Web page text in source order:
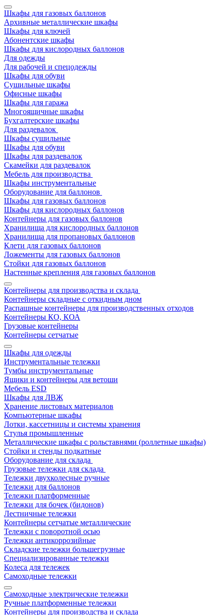
Шкафы для газовых баллонов
Архивные металлические шкафы
Шкафы для ключей
Абонентские шкафы
Шкафы для кислородных баллонов
Для одежды
Для рабочей и спецодежды
Шкафы для обуви
Сушильные шкафы
Офисные шкафы
Шкафы для гаража
Многоящичные шкафы
Бухгалтерские шкафы
Для раздевалок
Шкафы сушильные
Шкафы для обуви
Шкафы для раздевалок
Скамейки для раздевалок
Мебель для производства
Шкафы инструментальные
Оборудование для баллонов
Шкафы для газовых баллонов
Шкафы для кислородных баллонов
Контейнеры для газовых баллонов
Хранилища для кислородных баллонов
Хранилища для пропановых баллонов
Клети для газовых баллонов
Ложементы для газовых баллонов
Стойки для газовых баллонов
Настенные крепления для газовых баллонов
Контейнеры для производства и склада
Контейнеры складные с откидным дном
Распашные контейнеры для производственных отходов
Контейнеры КО, КОА
Грузовые контейнеры
Контейнеры сетчатые
Шкафы для одежды
Инструментальные тележки
Тумбы инструментальные
Ящики и контейнеры для ветоши
Мебель ESD
Шкафы для ЛВЖ
Хранение листовых материалов
Компьютерные шкафы
Лотки, кассетницы и системы хранения
Стулья промышленные
Металлические шкафы с рольставнями (роллетные шкафы)
Стойки и стенды подкатные
Оборудование для склада
Грузовые тележки для склада
Тележки двухколесные ручные
Тележки для баллонов
Тележки платформенные
Тележки для бочек (бидонов)
Лестничные тележки
Контейнеры сетчатые металлические
Тележки с поворотной осью
Тележки антикоррозийные
Складские тележки большегрузные
Специализированные тележки
Колеса для тележек
Самоходные тележки
Самоходные электрические тележки
Ручные платформенные тележки
Контейнеры для производства и склада